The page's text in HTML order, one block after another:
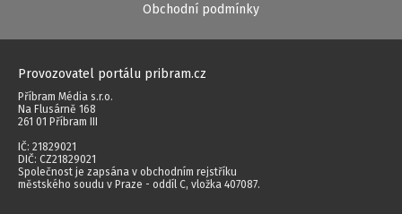
Obchodní podmínky
Provozovatel portálu pribram.cz
Příbram Média s.r.o.
Na Flusárně 168
261 01 Příbram III
IČ: 21829021
DIČ: CZ21829021
Společnost je zapsána v obchodním rejstříku
městského soudu v Praze - oddíl C, vložka 407087.